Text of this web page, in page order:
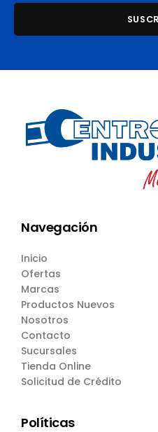
Navegación
Inicio
Ofertas
Marcas
Productos Nuevos
Nosotros
Contacto
Sucursales
Tienda Online
Solicitud de Crédito
Políticas